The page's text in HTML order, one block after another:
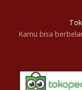
Kamu bisa